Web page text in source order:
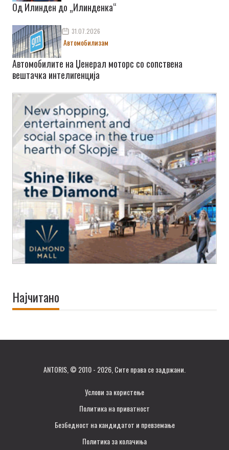
Од Илинден до „Илинденка“
31.07.2026
Автомобилизам
Автомобилите на Џенерал моторс со сопствена
вештачка интелигенција
Најчитано
ANTORIS, © 2010 - 2026, Сите права се задржани.
Услови за користење
Политика на приватност
Безбедност на кандидатот и превземање
Политика за колачиња